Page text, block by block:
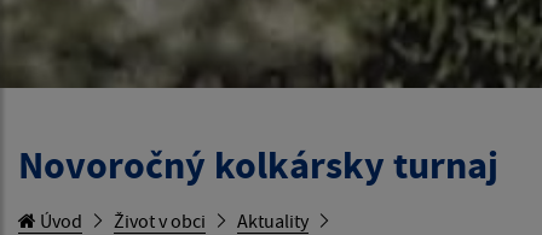
Novoročný kolkársky turnaj
Úvod Život v obci
Aktuality